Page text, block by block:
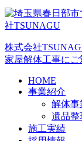
株式会社
家屋解体工事にご
HOME
事業紹介
解体事
遺品整
施工実績